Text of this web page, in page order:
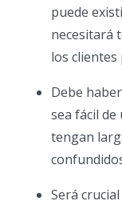
puede
necesitará
los
Debe
sea fácil
tengan
Será